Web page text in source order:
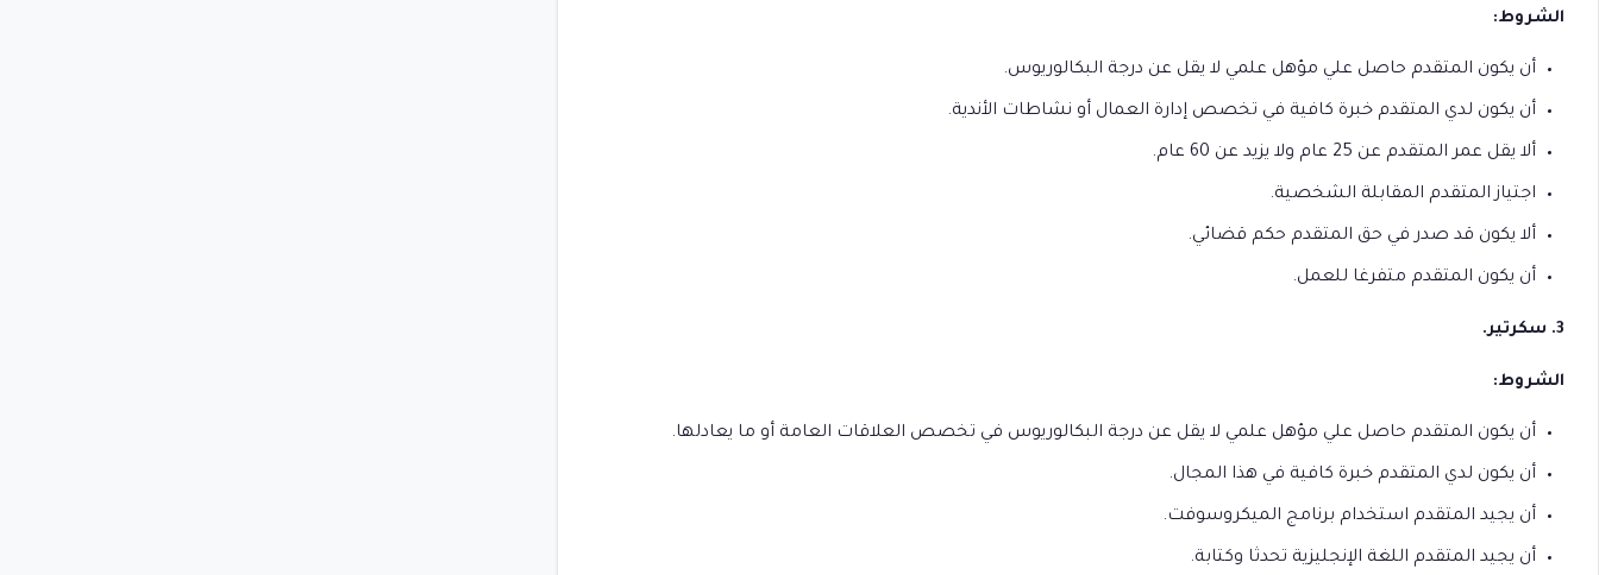
الشروط:
أن يكون المتقدم حاصل علي مؤهل علمي لا يقل عن درجة البكالوريوس.
أن يكون لدي المتقدم خبرة كافية في تخصص إدارة العمال أو نشاطات الأندية.
ألا يقل عمر المتقدم عن 25 عام ولا يزيد عن 60 عام.
اجتياز المتقدم المقابلة الشخصية.
ألا يكون قد صدر في حق المتقدم حكم قضائي.
أن يكون المتقدم متفرغا للعمل.
3. سكرتير.
الشروط:
أن يكون المتقدم حاصل علي مؤهل علمي لا يقل عن درجة البكالوريوس في تخصص العلاقات العامة أو ما يعادلها.
أن يكون لدي المتقدم خبرة كافية في هذا المجال.
أن يجيد المتقدم استخدام برنامج الميكروسوفت.
أن يجيد المتقدم اللغة الإنجليزية تحدثا وكتابة.